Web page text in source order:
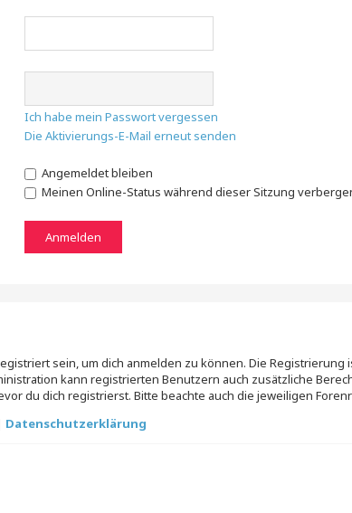
Ich habe mein Passwort vergessen
Die Aktivierungs-E-Mail erneut senden
Angemeldet bleiben
Meinen Online-Status während dieser Sitzung
sein, um dich anmelden zu können. Die
kann registrierten Benutzern auch zusätzliche
du dich registrierst. Bitte beachte auch die jeweiligen
Datenschutzerklärung